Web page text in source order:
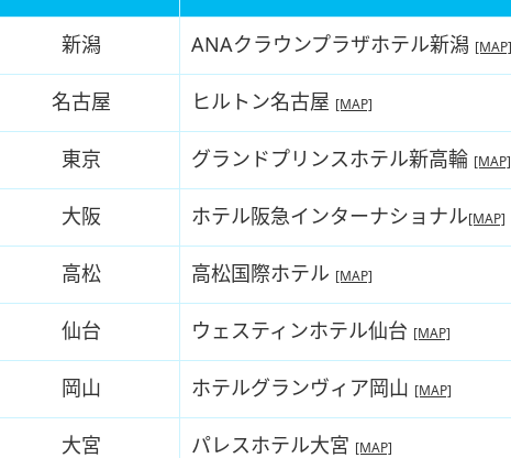
新潟 ANAクラウンプラザホテル新潟 [MAP]
名古屋 ヒルトン名古屋 [MAP]
東京 グランドプリンスホテル新高輪 [MAP]
大阪 ホテル阪急インターナショナル [MAP]
高松 高松国際ホテル [MAP]
仙台 ウェスティンホテル仙台 [MAP]
岡山 ホテルグランヴィア岡山 [MAP]
大宮 パレスホテル大宮 [MAP]